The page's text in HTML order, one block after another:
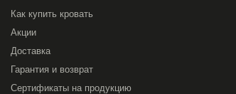
Как купить кровать
Акции
Доставка
Гарантия и возврат
Сертификаты на продукцию